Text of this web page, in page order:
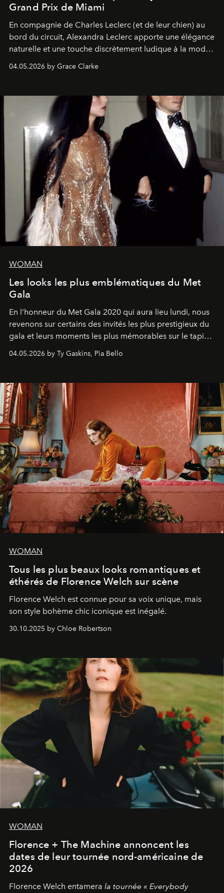
Grand Prix de Miami
En compagnie de Charles Leclerc (et de leur chien) au
bord du circuit, Alexandra Leclerc apporte une élégance
naturelle et une touche discrètement ludique à la mode
de la Formule 1.
04.05.2026 by Grace Clarke
WOMAN
Les looks les plus emblématiques du Met
Gala
En l'honneur du Met Gala 2020 qui aura lieu lundi, nous
revenons sur certains des invités les plus prestigieux du
gala et leurs moments les plus mémorables sur le tapis
04.05.2026 by Ty Gaskins, Pia Bello
WOMAN
Tous les plus beaux looks romantiques et
éthérés de Florence Welch sur scène
Florence Welch est connue pour sa voix unique, mais
son style bohème chic iconique est inégalé.
30.10.2025 by Chloe Robertson
WOMAN
Florence + The Machine annoncent les
dates de leur tournée nord-américaine de
2026
Florence Welch entamera la tournée « Everybody